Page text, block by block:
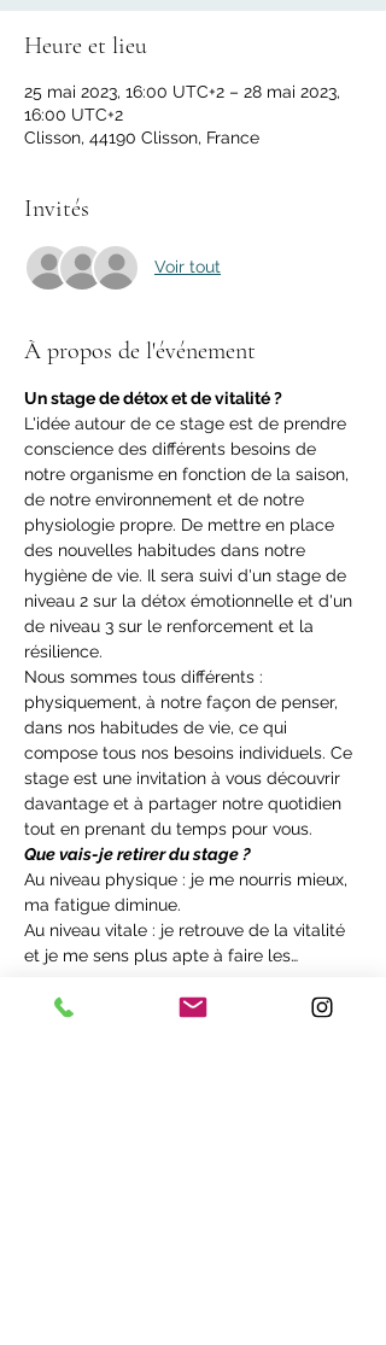
Heure et lieu
25 mai 2023, 16:00 UTC+2 – 28 mai 2023,
16:00 UTC+2
Clisson, 44190 Clisson, France
Invités
Voir tout
À propos de l'événement
Un stage de détox et de vitalité ?
L'idée autour de ce stage est de prendre
conscience des différents besoins de
notre organisme en fonction de la saison,
de notre environnement et de notre
physiologie propre. De mettre en place
des nouvelles habitudes dans notre
hygiène de vie. Il sera suivi d'un stage de
niveau 2 sur la détox émotionnelle et d'un
de niveau 3 sur le renforcement et la
résilience.
Nous sommes tous différents :
physiquement, à notre façon de penser,
dans nos habitudes de vie, ce qui
compose tous nos besoins individuels. Ce
stage est une invitation à vous découvrir
davantage et à partager notre quotidien
tout en prenant du temps pour vous.
Que vais-je retirer du stage ?
Au niveau physique : je me nourris mieux,
ma fatigue diminue.
Au niveau vitale : je retrouve de la vitalité
et je me sens plus apte à faire les…
En lire plus >